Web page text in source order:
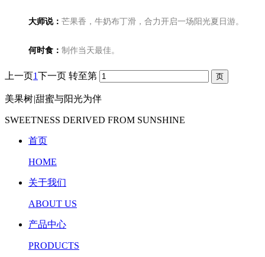
大师说： 芒果香，牛奶布丁滑，合力开启一场阳光夏日游。
何时食： 制作当天最佳。
上一页1下一页 转至第
美果树|甜蜜与阳光为伴
SWEETNESS DERIVED FROM SUNSHINE
首页
HOME
关于我们
ABOUT US
产品中心
PRODUCTS